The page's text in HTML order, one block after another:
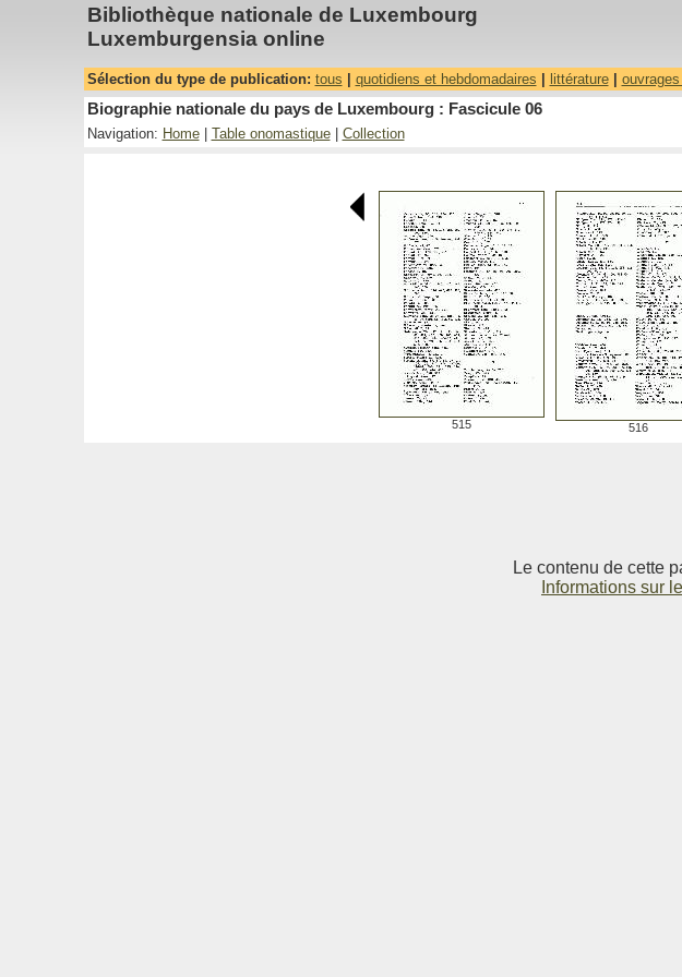
Bibliothèque nationale de Luxembourg
Luxemburgensia online
Sélection du type de publication: tous quotidiens et hebdomadaires littérature|
Biographie nationale du pays de Luxembourg : Fascicule 06
Navigation: Home| Table onomastique| Collection
515 516
Le contenu de cette
Informations sur